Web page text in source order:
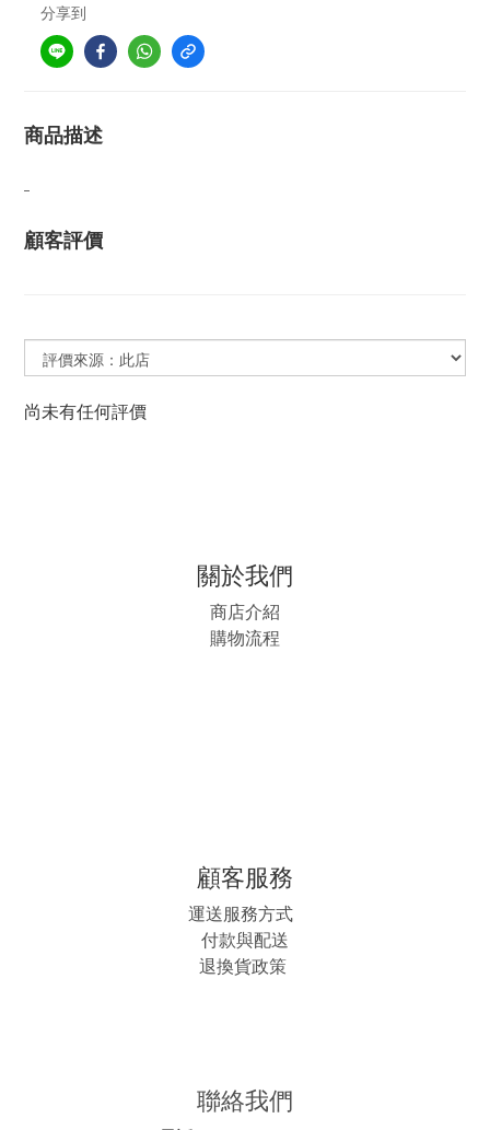
分享到
商品描述
顧客評價
尚未有任何評價
關於我們
商店介紹
購物流程
顧客服務
運送服務方式
付款與配送
退換貨政策
聯絡我們